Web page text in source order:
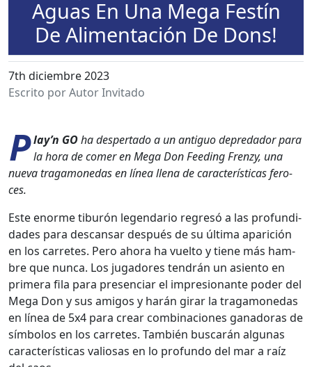
Aguas En Una Mega Festín
De Alimentación De Dons!
7th diciembre 2023
Escrito por Autor Invitado
Play’n GOha des­per­ta­do a un antiguo depredador para
la hora de com­er en Mega Don Feed­ing Fren­zy, una
nue­va trag­a­monedas en línea llena de car­ac­terís­ti­cas fero­
ces.
Este enorme tiburón leg­en­dario regresó a las pro­fun­di­
dades para des­cansar después de su últi­ma apari­ción
en los car­retes. Pero aho­ra ha vuel­to y tiene más ham­
bre que nun­ca. Los jugadores ten­drán un asien­to en
primera fila para pres­en­ciar el impre­sio­n­ante poder del
Mega Don y sus ami­gos y harán girar la trag­a­monedas
en línea de 5x4 para crear com­bi­na­ciones ganado­ras de
sím­bo­los en los car­retes. Tam­bién bus­carán algu­nas
car­ac­terís­ti­cas valiosas en lo pro­fun­do del mar a raíz